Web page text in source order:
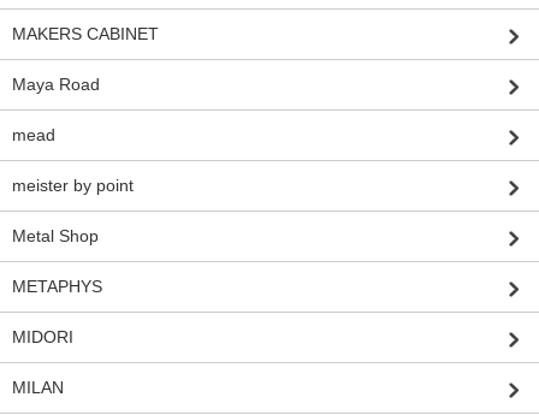
MAKERS CABINET
Maya Road
mead
meister by point
Metal Shop
METAPHYS
MIDORI
MILAN